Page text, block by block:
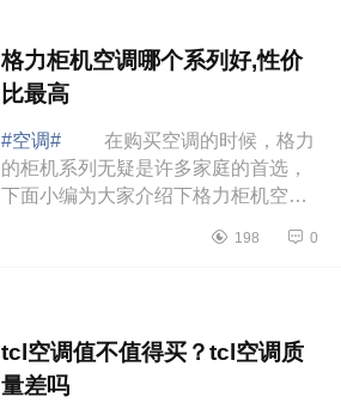
格力柜机空调哪个系列好,性价
比最高
#空调#
在购买空调的时候，格力
的柜机系列无疑是许多家庭的首选，
下面小编为大家介绍下格力柜机空调
空调哪个系列好,性价比最高 过年
198 0
tcl空调值不值得买？tcl空调质
量差吗